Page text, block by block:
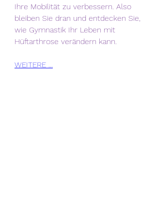
Ihre Mobilität zu verbessern. Also
bleiben Sie dran und entdecken Sie,
wie Gymnastik Ihr Leben mit
Hüftarthrose verändern kann.
WEITERE ...